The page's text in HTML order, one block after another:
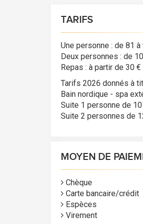
TARIFS
Une personne : de 81
Deux personnes : de
Repas : à partir de 30
Tarifs 2026 donnés à
Bain nordique - spa
Suite 1 personne de
Suite 2 personnes de
MOYEN DE
Chèque
Carte bancaire/crédit
Espèces
Virement